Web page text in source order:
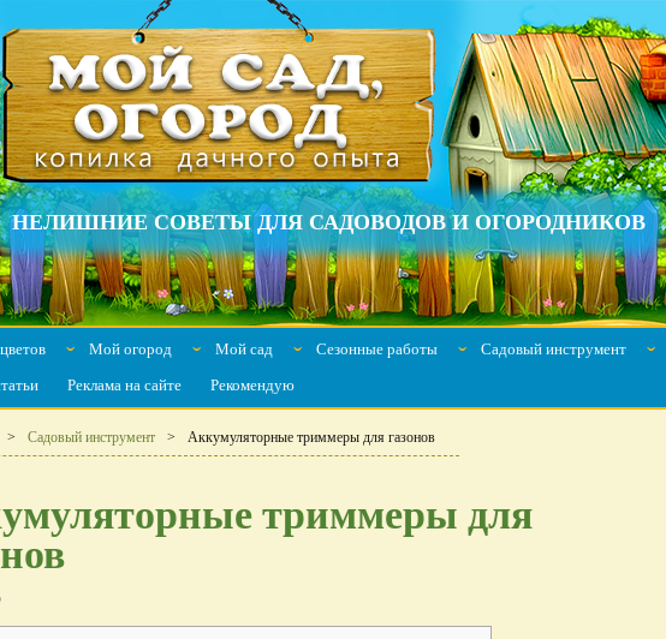
НЕЛИШНИЕ СОВЕТЫ ДЛЯ САДОВОДОВ И ОГОРОДНИКОВ
ˇ Мой огород ˇ Мой сад ˇ Сезонные работы ˇ Садовый инструмент ˇ
Реклама на сайте Рекомендую
Садовый инструмент Аккумуляторные триммеры для газонов
триммеры для